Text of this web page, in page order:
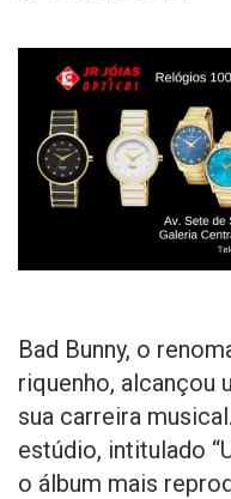
Bad Bunny, o
riquenho, alcançou
sua carreira
estúdio, intitulado
o álbum mais